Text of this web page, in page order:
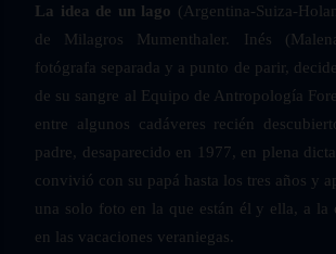
La idea de un lago (Argentina-Suiza-
de Milagros Mumenthaler. Inés
fotógrafa separada y a punto de parir,
de su sangre al Equipo de Antropología
entre algunos cadáveres recién
padre, desaparecido en 1977, en plena
convivió con su papá hasta los tres años y
una solo foto en la que están él y ella, a la
en las vacaciones veraniegas.